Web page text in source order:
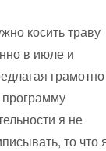
косить траву
в июле и
грамотно
я не
то что